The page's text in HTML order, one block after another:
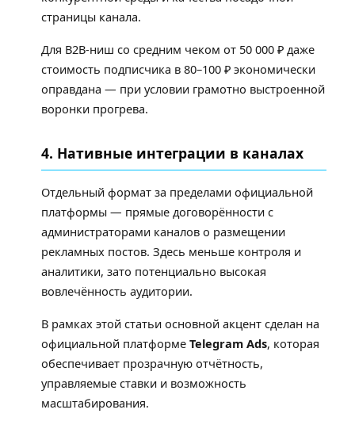
страницы канала.
Для B2B-ниш со средним чеком от 50 000 ₽ даже
стоимость подписчика в 80–100 ₽ экономически
оправдана — при условии грамотно выстроенной
воронки прогрева.
4. Нативные интеграции в каналах
Отдельный формат за пределами официальной
платформы — прямые договорённости с
администраторами каналов о размещении
рекламных постов. Здесь меньше контроля и
аналитики, зато потенциально высокая
вовлечённость аудитории.
В рамках этой статьи основной акцент сделан на
официальной платформе Telegram Ads, которая
обеспечивает прозрачную отчётность,
управляемые ставки и возможность
масштабирования.